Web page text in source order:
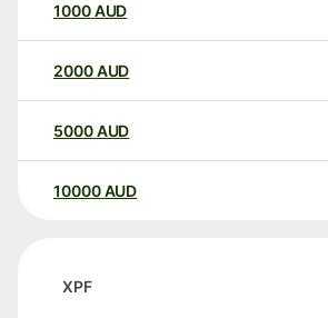
1000AUD
2000AUD
5000AUD
10000 AUD
XPF